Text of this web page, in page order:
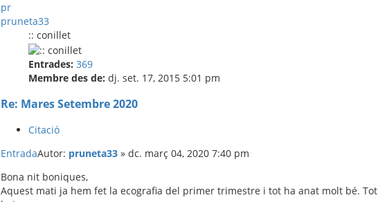
pr
pruneta33
:: conillet
Entrades: 369
Membre des de: dj. set. 17, 2015 5:01 pm
Re: Mares Setembre 2020
Citació
EntradaAutor: pruneta33 » dc. març 04, 2020 7:40 pm
Bona nit boniques,
Aquest mati ja hem fet la ecografia del primer trimestre i tot ha anat molt bé.